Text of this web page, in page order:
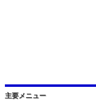
主要メニュー